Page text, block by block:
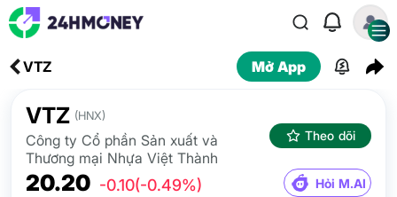
VTZ Mở App
VTZ (HNX)
Công ty Cổ phần Sản xuất và
Thương mại Nhựa Việt Thành
Theo dõi
20.20 -0.10(-0.49%) Hỏi M.AI